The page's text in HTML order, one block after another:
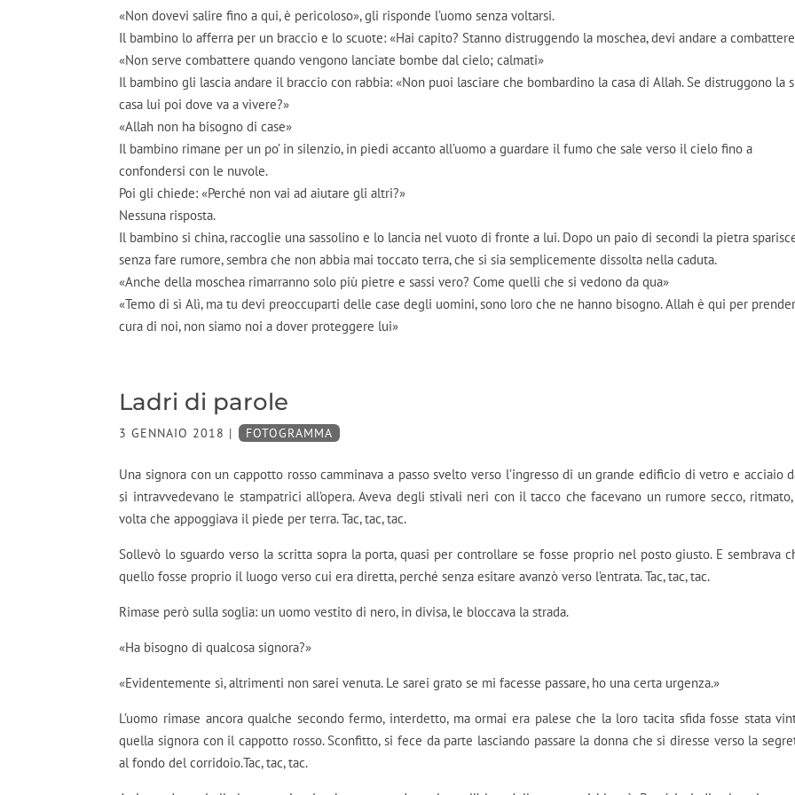
«Non dovevi salire fino a qui, è pericoloso», gli risponde l’uomo senza voltarsi.
Il bambino lo afferra per un braccio e lo scuote: «Hai capito? Stanno distruggendo la moschea, devi andare a
«Non serve combattere quando vengono lanciate bombe dal cielo; calmati»
Il bambino gli lascia andare il braccio con rabbia: «Non puoi lasciare che bombardino la casa di Allah. Se distruggono la
casa lui poi dove va a vivere?»
«Allah non ha bisogno di case»
Il bambino rimane per un po’ in silenzio, in piedi accanto all’uomo a guardare il fumo che sale verso il cielo fino a
confondersi con le nuvole.
Poi gli chiede: «Perché non vai ad aiutare gli altri?»
Nessuna risposta.
Il bambino si china, raccoglie una sassolino e lo lancia nel vuoto di fronte a lui. Dopo un paio di secondi la pietra
senza fare rumore, sembra che non abbia mai toccato terra, che si sia semplicemente dissolta nella caduta.
«Anche della moschea rimarranno solo più pietre e sassi vero? Come quelli che si vedono da qua»
«Temo di sì Alì, ma tu devi preoccuparti delle case degli uomini, sono loro che ne hanno bisogno. Allah è qui per
cura di noi, non siamo noi a dover proteggere lui»
Ladri di parole
3 GENNAIO 2018 | FOTOGRAMMA
Una signora con un cappotto rosso camminava a passo svelto verso l’ingresso di un grande edificio di vetro e acciaio
si intravvedevano le stampatrici all’opera. Aveva degli stivali neri con il tacco che facevano un rumore secco,
volta che appoggiava il piede per terra. Tac, tac, tac.
Sollevò lo sguardo verso la scritta sopra la porta, quasi per controllare se fosse proprio nel posto giusto. E sembrava
quello fosse proprio il luogo verso cui era diretta, perché senza esitare avanzò verso l’entrata. Tac, tac, tac.
Rimase però sulla soglia: un uomo vestito di nero, in divisa, le bloccava la strada.
«Ha bisogno di qualcosa signora?»
«Evidentemente sì, altrimenti non sarei venuta. Le sarei grato se mi facesse passare, ho una certa urgenza.»
L’uomo rimase ancora qualche secondo fermo, interdetto, ma ormai era palese che la loro tacita sfida fosse stata
quella signora con il cappotto rosso. Sconfitto, si fece da parte lasciando passare la donna che si diresse verso la
al fondo del corridoio.Tac, tac, tac.